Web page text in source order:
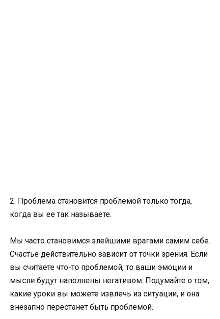
2. Проблема становится проблемой только тогда,
когда вы ее так называете.
Мы часто становимся злейшими врагами самим себе.
Счастье действительно зависит от точки зрения. Если
вы считаете что-то проблемой, то ваши эмоции и
мысли будут наполнены негативом. Подумайте о том,
какие уроки вы можете извлечь из ситуации, и она
внезапно перестанет быть проблемой.